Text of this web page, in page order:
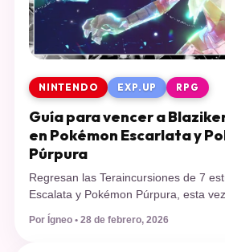
NINTENDO EXP.UP RPG
Guía para vencer a
en Pokémon Escarlata y
Púrpura
Regresan las Teraincursiones de 7
Escalata y Pokémon Púrpura, esta
inicial tipo fuego de Hoenn y aquí te
forma de vencerlo. Nuevo evento de
Por Ígneo • 28 de febrero, 2026